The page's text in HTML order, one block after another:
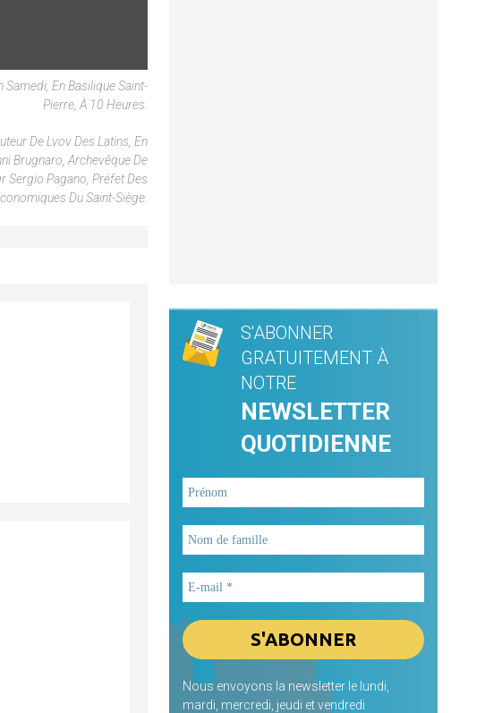
Samedi, En Basilique Saint-
Pierre, À 10 Heures.
De Lvov Des Latins, En
Brugnaro, Archevêque De
Sergio Pagano, Préfet Des
Du Saint-Siège.
S'ABONNER
GRATUITEMENT À
NOTRE
NEWSLETTER
QUOTIDIENNE
Nous envoyons la newsletter le lundi,
mardi, mercredi, jeudi et vendredi